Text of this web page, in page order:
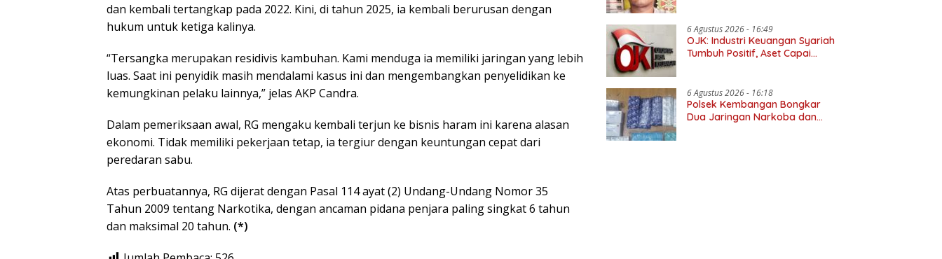
dan kembali tertangkap pada 2022. Kini, di tahun 2025, ia kembali berurusan dengan
hukum untuk ketiga kalinya.
“Tersangka merupakan residivis kambuhan. Kami menduga ia memiliki jaringan yang lebih
luas. Saat ini penyidik masih mendalami kasus ini dan mengembangkan penyelidikan ke
kemungkinan pelaku lainnya,” jelas AKP Candra.
Dalam pemeriksaan awal, RG mengaku kembali terjun ke bisnis haram ini karena alasan
ekonomi. Tidak memiliki pekerjaan tetap, ia tergiur dengan keuntungan cepat dari
peredaran sabu.
Atas perbuatannya, RG dijerat dengan Pasal 114 ayat (2) Undang-Undang Nomor 35
Tahun 2009 tentang Narkotika, dengan ancaman pidana penjara paling singkat 6 tahun
dan maksimal 20 tahun. (*)
6 Agustus 2026 - 16:49
OJK: Industri Keuangan Syariah
Tumbuh Positif, Aset Capai
6 Agustus 2026 - 16:18
Polsek Kembangan Bongkar
Dua Jaringan Narkoba dan